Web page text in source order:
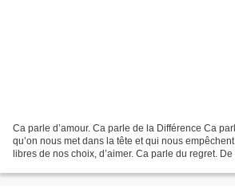
Ca parle d’amour. Ca parle de la Différence Ca
qu’on nous met dans la tête et qui nous empêchent
libres de nos choix, d’aimer. Ca parle du regret.